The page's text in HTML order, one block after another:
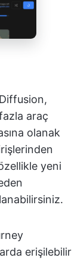
araç
olanak
yeni
erişilebilir